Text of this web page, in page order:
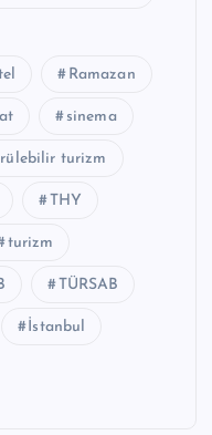
Ramazan
sinema
turizm
THY
turizm
TÜRSAB
İstanbul